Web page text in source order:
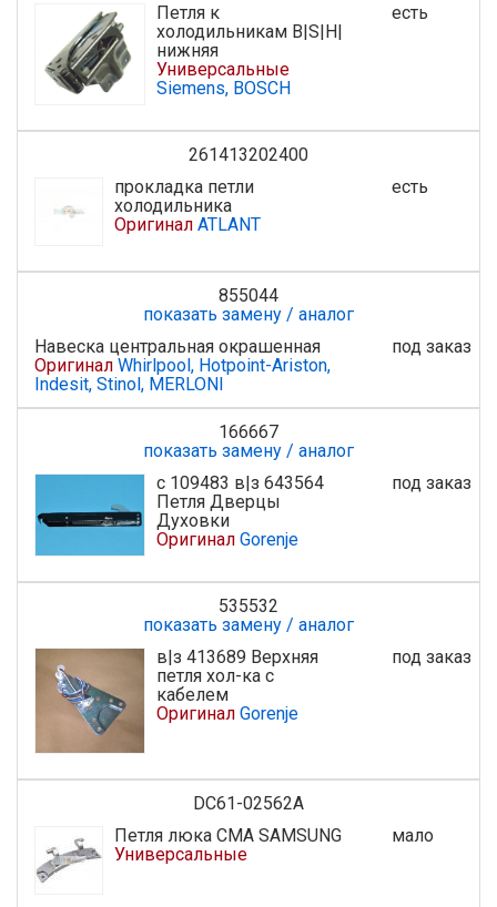
Петля к
холодильникам B|S|H|
нижняя
Универсальные
Siemens, BOSCH
есть
261413202400
прокладка петли
холодильника
Оригинал ATLANT
есть
855044
показать замену / аналог
Навеска центральная окрашенная
Оригинал Whirlpool, Hotpoint-Ariston,
Indesit, Stinol, MERLONI
под заказ
166667
показать замену / аналог
с 109483 в|з 643564
Петля Дверцы
Духовки
Оригинал Gorenje
под заказ
535532
показать замену / аналог
в|з 413689 Верхняя
петля хол-ка с
кабелем
Оригинал Gorenje
под заказ
DC61-02562A
Петля люка СМА SAMSUNG
Универсальные
мало